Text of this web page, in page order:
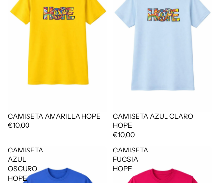
CAMISETA AMARILLA HOPE
€10,00
CAMISETA AZUL CLARO
HOPE
€10,00
CAMISETA
AZUL
OSCURO
HOPE
CAMISETA
FUCSIA
HOPE